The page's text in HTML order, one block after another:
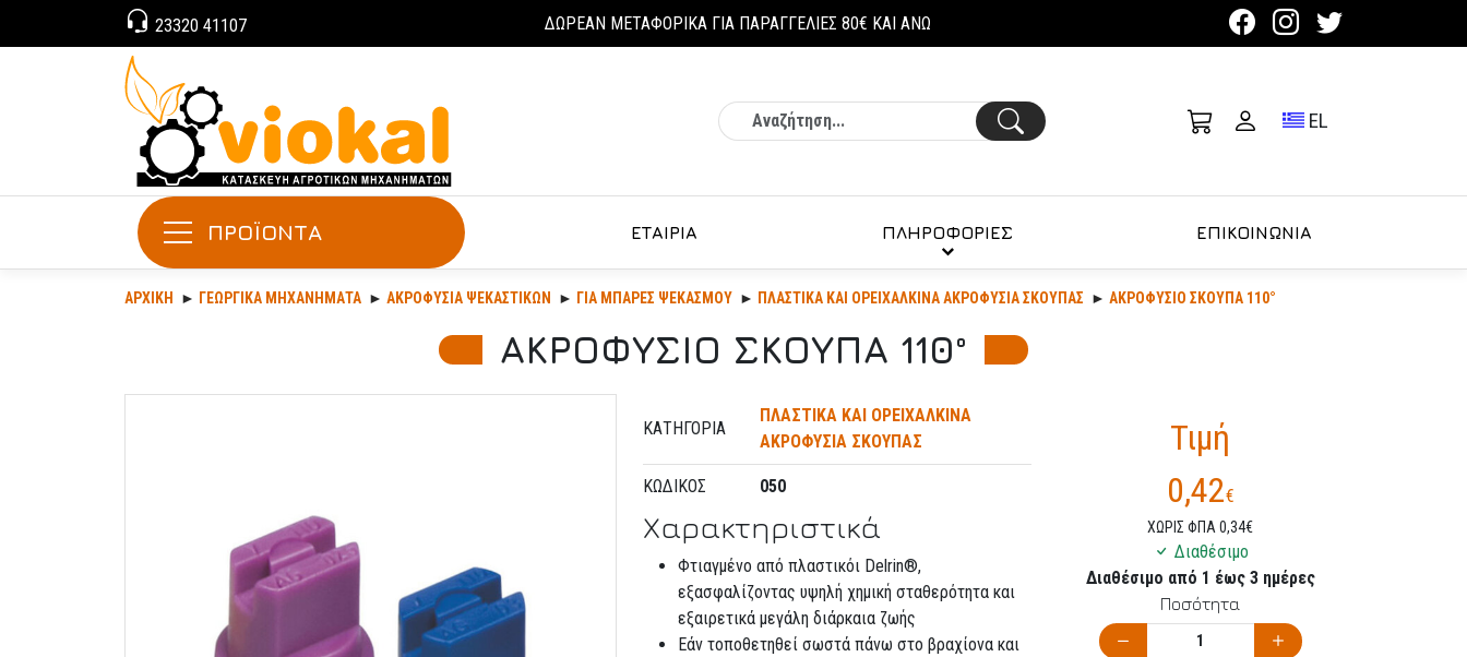
Toggle language
EL
23320 41107 ΔΩΡΕΑΝ ΜΕΤΑΦΟΡΙΚΑ ΓΙΑ ΠΑΡΑΓΓΕΛΙΕΣ 80€ ΚΑΙ ΑΝΩ
ΠΡΟΪΟΝΤΑ ΕΤΑΙΡΙΑ ΠΛΗΡΟΦΟΡΙΕΣ ΕΠΙΚΟΙΝΩΝΙΑ
ΑΡΧΙΚΉ ΓΕΩΡΓΙΚΆ ΜΗΧΑΝΉΜΑΤΑ ΑΚΡΟΦΎΣΙΑ ΨΕΚΑΣΤΙΚΏΝ ΓΙΑ ΜΠΑΡΕΣ ΨΕΚΑΣΜΟΥ ΠΛΑΣΤΙΚΑ ΚΑΙ ΟΡΕΙΧΑΛΚΙΝΑ ΑΚΡΟΦΥΣΙΑ ΣΚΟΥΠΑΣ ΑΚΡΟΦΥΣΙΟ ΣΚΟΥΠΑ 110°
ΑΚΡΟΦΥΣΙΟ ΣΚΟΥΠΑ 110°
ΚΑΤΗΓΟΡΊΑ
ΠΛΑΣΤΙΚΑ ΚΑΙ ΟΡΕΙΧΑΛΚΙΝΑ
ΑΚΡΟΦΥΣΙΑ ΣΚΟΥΠΑΣ
ΚΩΔΙΚΌΣ 050
Χαρακτηριστικά
Φτιαγμένο από πλαστικόι Delrin®,
εξασφαλίζοντας υψηλή χημική σταθερότητα και
εξαιρετικά μεγάλη διάρκαια ζωής
Εάν τοποθετηθεί σωστά πάνω στο βραχίονα και
Τιμή
0,42€
ΧΩΡΙΣ ΦΠΑ 0,34€
Διαθέσιμο
Διαθέσιμο από 1 έως 3 ημέρες
Ποσότητα